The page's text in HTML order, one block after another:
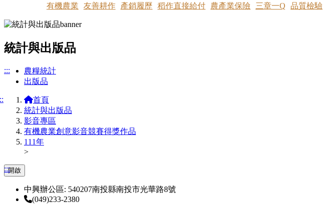
有機農業
友善耕作 產銷履歷 稻作直接給付 農產業保險 三章一Q 品質檢驗
統計與出版品
:::
農糧統計
出版品
首頁
統計與出版品
影音專區
有機農業創意影音競賽得獎作品
111年
>
:::開啟
中興辦公區: 540207南投縣南投市光華路8號
(049)233-2380